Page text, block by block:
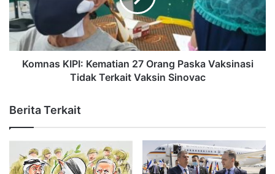
Komnas KIPI: Kematian 27 Orang Paska Vaksinasi
Tidak Terkait Vaksin Sinovac
Berita Terkait